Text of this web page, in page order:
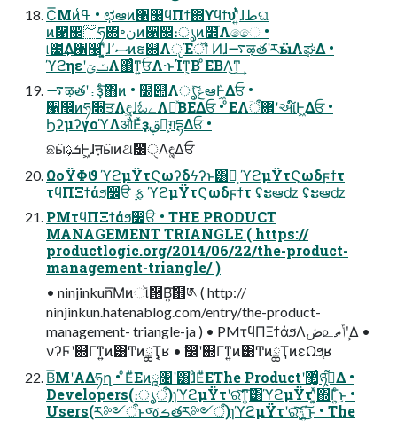
C͞Μͷߟ͑ • ಛఆͷ੡඼ϥΠϯ΍ϒϥϯυʹ͍ͭͯɺطଘ
ͷ੡඼؅ཧ΍৽نͷ੡඼։ൃͷ໾ׂΛෛ͏ •
୲౰͢Δ੡඼ʹ͓͍ͯɺސ٬ͷຬ଍ΛੵΈॏ Ͷɺ࠷ऴతʹརӹΛಘΔ •
ϓϩηεʹݖݶΛ΋ͨͳ͍ਓΛ·ͱΊͳ͕Β ͦΕΒΛ͜ͳ͢
࠷ऴతʹ߹ҙͨ͠΋ͷ • ໰୊Λൃݟͯ͠ఆٛͰ͖Δਓ •
੡඼ͷཧ૝ਤΛඳ͖ɺಓےΛཱͯΒΕΔਓ • ͦΕΛؔ܎ऀʹઆ໌Ͱ͖Δਓ •
ϦʔμʔγοϓΛऔΕͯҙࢥܾఆ͕ग़དྷΔਓ •
ଛӹܭࢉ͕Ͱ͖ɺऩӹͷଥ౰ੑΛඳ͚Δਓ
ΩοΫΦϑ ϓϩμΫτϚωʔδϟʔͱ͸Կ͔ ϓϩμΫτϚωδϝϯτ
τϥΠΞϯάϧ෼ੳ ࣮ફ ϓϩμΫτϚωδϝϯτ ʢະఆʣ ʢະఆʣ
PMτϥΠΞϯάϧ෼ੳ • THE PRODUCT
MANAGEMENT TRIANGLE ( https://
productlogic.org/2014/06/22/the-product-
management-triangle/ )
• ninjinkun͞Μͷૉ੖Β͍͠຋༁ ( http://
ninjinkun.hatenablog.com/entry/the-product-
management- triangle-ja ) • PMτϥΠΞϯάϧΛڞ௨ݴޠʹ͢Δ •
νʔϜʹ଍Γͳ͍ͷ͸ͲͷྖҬ͔ʁ • ࣗ෼ʹ଍Γͳ͍ͷ͸ͲͷྖҬͷεΩϧ͔ʁ
B͞ΜʹΑΔཧղ • ͦΕͧΕͷཱ৔ʹ͸ɺͦΕͧΕThe Productʹ޲͚ͨཉٻ͕͋Δ •
Developers(։ൃऀ)ɿϓϩμΫτʹରͯ͠ͳ͍͠͸ϓϩμΫτʹ͓͍ͯ΍Γ͍ͨ͜ͱ •
Users(ར༻ऀͱજࡏతར༻ऀ)ɿϓϩμΫτʹର࣮ͯ͠ݱͯ͠΄͍͜͠ͱ • The